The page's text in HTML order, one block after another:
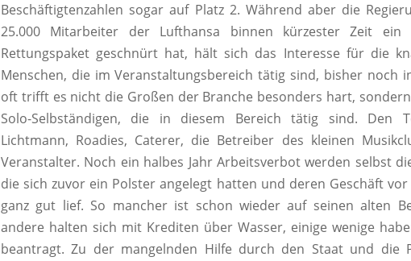
Beschäftigtenzahlen sogar auf Platz 2. Während aber die
25.000 Mitarbeiter der Lufthansa binnen kürzester Zeit ein
Rettungspaket geschnürt hat, hält sich das Interesse für die
Menschen, die im Veranstaltungsbereich tätig sind, bisher noch
oft trifft es nicht die Großen der Branche besonders hart,
Solo-Selbständigen, die in diesem Bereich tätig sind. Den
Lichtmann, Roadies, Caterer, die Betreiber des kleinen
Veranstalter. Noch ein halbes Jahr Arbeitsverbot werden selbst
die sich zuvor ein Polster angelegt hatten und deren Geschäft
ganz gut lief. So mancher ist schon wieder auf seinen alten
andere halten sich mit Krediten über Wasser, einige wenige
beantragt. Zu der mangelnden Hilfe durch den Staat und die